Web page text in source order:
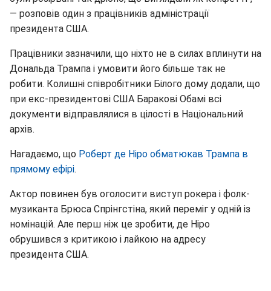
— розповів один з працівників адміністрації
президента США.
Працівники зазначили, що ніхто не в силах вплинути на
Дональда Трампа і умовити його більше так не
робити. Колишні співробітники Білого дому додали, що
при екс-президентові США Баракові Обамі всі
документи відправлялися в цілості в Національний
архів.
Нагадаємо, що Роберт де Ніро обматюкав Трампа в
прямому ефірі.
Актор повинен був оголосити виступ рокера і фолк-
музиканта Брюса Спрінгстіна, який переміг у одній із
номінацій. Але перш ніж це зробити, де Ніро
обрушився з критикою і лайкою на адресу
президента США.